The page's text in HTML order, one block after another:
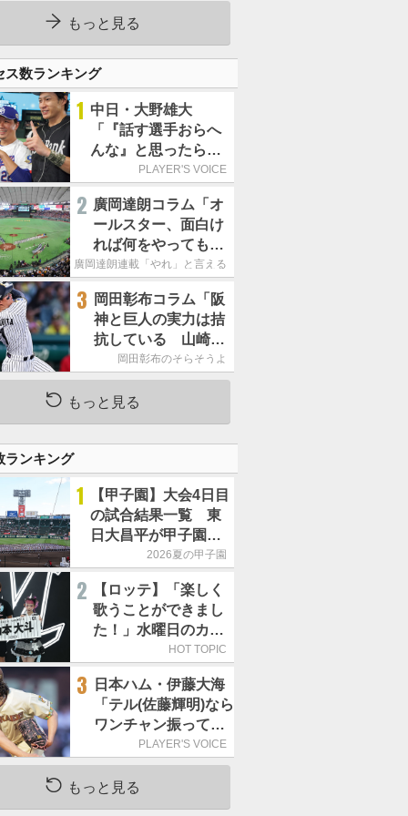
た」／魔球
もっと見る
ス数ランキング
1 中日・大野雄大
「『話す選手おらへ
んな』と思ったら坂
本勇人が来た！」／
PLAYER'S VOICE
2 廣岡達朗コラム「オ
ールスター、面白け
れば何をやってもい
いという発想は大間
廣岡達朗連載「やれ」と言える信念
3
岡田彰布コラム「阪
神と巨人の実力は拮
抗している 山崎、
小笠原の存在は大き
い」
岡田彰布のそらそうよ
もっと見る
ランキング
1
【甲子園】大会4日目
の試合結果一覧 東
日大昌平が甲子園初
勝利、青森山田は1点
2026夏の甲子園
2
【ロッテ】「楽しく
歌うことができまし
た！」水曜日のカン
パネラ、8月8日のオ
リン)に来場
HOT TOPIC
3
日本ハム・伊藤大海
「テル(佐藤輝明)なら
ワンチャン振ってく
れるかなと思って超
スローカーブを投げ
ました」／魔球
PLAYER'S VOICE
もっと見る